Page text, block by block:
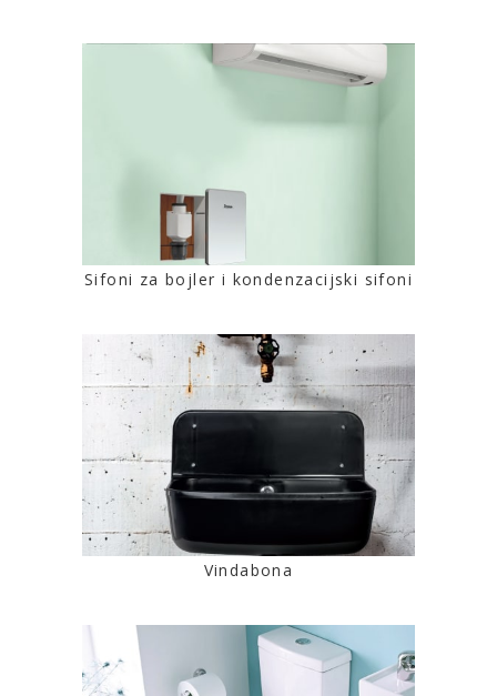
Sifoni za bojler i kondenzacijski sifoni
Vindabona